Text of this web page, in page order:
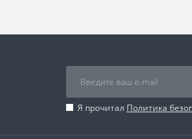
Я прочитал Политика